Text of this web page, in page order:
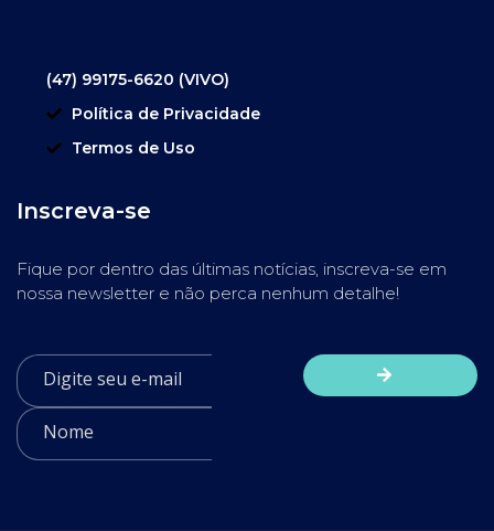
(47) 99175-6620 (VIVO)
Política de Privacidade
Termos de Uso
Inscreva-se
Fique por dentro das últimas notícias, inscreva-se em
nossa newsletter e não perca nenhum detalhe!